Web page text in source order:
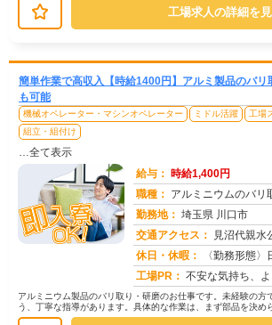
工場求人の詳細を
簡単作業で高収入【時給1400円】アルミ製品のバリ
も可能
機械オペレーター・マシンオペレーター ミドル活躍
工場
組立・組付け
…全て表示
給与： 時給1,400円
職種： アルミニウムのバリ
勤務地： 埼玉県 川口市
交通アクセス：
見沼代親水
休日・休暇：
〈勤務形態〉日勤〈休日〉土
工場PR： 不安な気持ち、よく分かります。でも大丈夫！株式会社京栄
アルミニウム製品のバリ取り・研磨のお仕事です。未経験の方
う、丁寧な指導があります。具体的な作業は、まず部品を決め
械を使ってバリを取り除きます。次に...